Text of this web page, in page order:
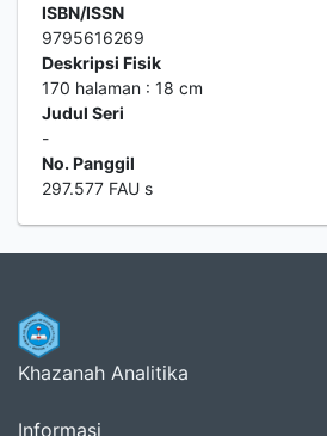
ISBN/ISSN
9795616269
Deskripsi Fisik
170 halaman : 18 cm
Judul Seri
-
No. Panggil
297.577 FAU s
Khazanah Analitika
Informasi